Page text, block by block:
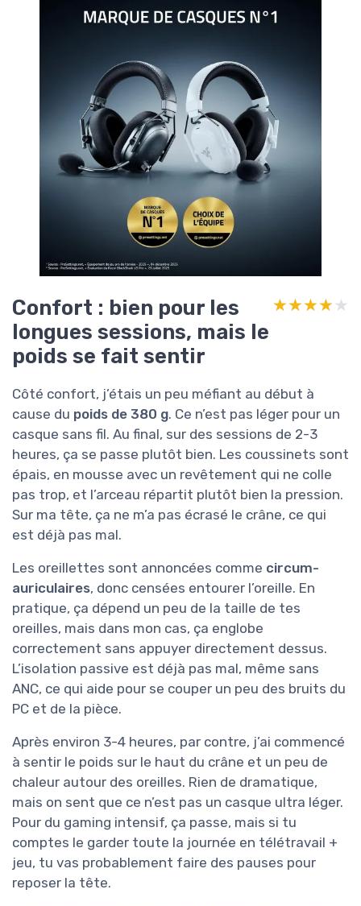
Confort : bien pour les
longues sessions, mais le
poids se fait sentir
★★★★★
★★★★★
Côté confort, j’étais un peu méfiant au début à
cause du poids de 380 g. Ce n’est pas léger pour un
casque sans fil. Au final, sur des sessions de 2-3
heures, ça se passe plutôt bien. Les coussinets sont
épais, en mousse avec un revêtement qui ne colle
pas trop, et l’arceau répartit plutôt bien la pression.
Sur ma tête, ça ne m’a pas écrasé le crâne, ce qui
est déjà pas mal.
Les oreillettes sont annoncées comme circum-
auriculaires, donc censées entourer l’oreille. En
pratique, ça dépend un peu de la taille de tes
oreilles, mais dans mon cas, ça englobe
correctement sans appuyer directement dessus.
L’isolation passive est déjà pas mal, même sans
ANC, ce qui aide pour se couper un peu des bruits du
PC et de la pièce.
Après environ 3-4 heures, par contre, j’ai commencé
à sentir le poids sur le haut du crâne et un peu de
chaleur autour des oreilles. Rien de dramatique,
mais on sent que ce n’est pas un casque ultra léger.
Pour du gaming intensif, ça passe, mais si tu
comptes le garder toute la journée en télétravail +
jeu, tu vas probablement faire des pauses pour
reposer la tête.